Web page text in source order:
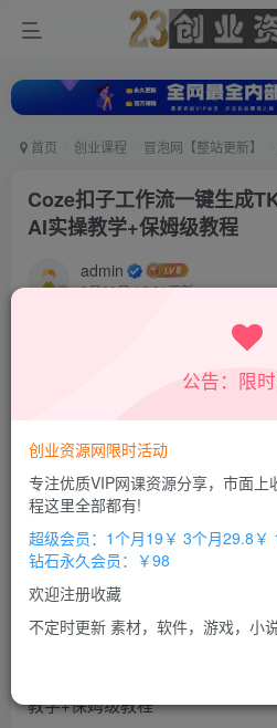
首页 创业课程 冒泡网【整站更新】
Coze扣子工作流一键生成
AI实操教学+保姆级教程
admin
9月28日 16:31更新
超级会员
立即购买
您当前未登录！建议登陆后购买，办
Coze扣子工作流一键生成
教学+保姆级教程
公告：限
创业资源网限时活动
专注优质VIP网课资源分享，市面
程这里全部都有!
超级会员：1个月19￥ 3个月29.8￥
钻石永久会员：￥98
欢迎注册收藏
不定时更新 素材，软件，游戏，小